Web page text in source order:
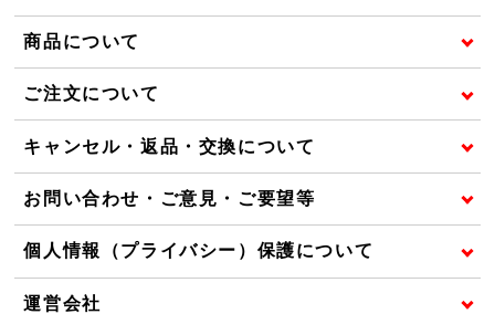
商品について
ご注文について
キャンセル・返品・交換について
お問い合わせ・ご意見・ご要望等
個人情報（プライバシー）保護について
運営会社